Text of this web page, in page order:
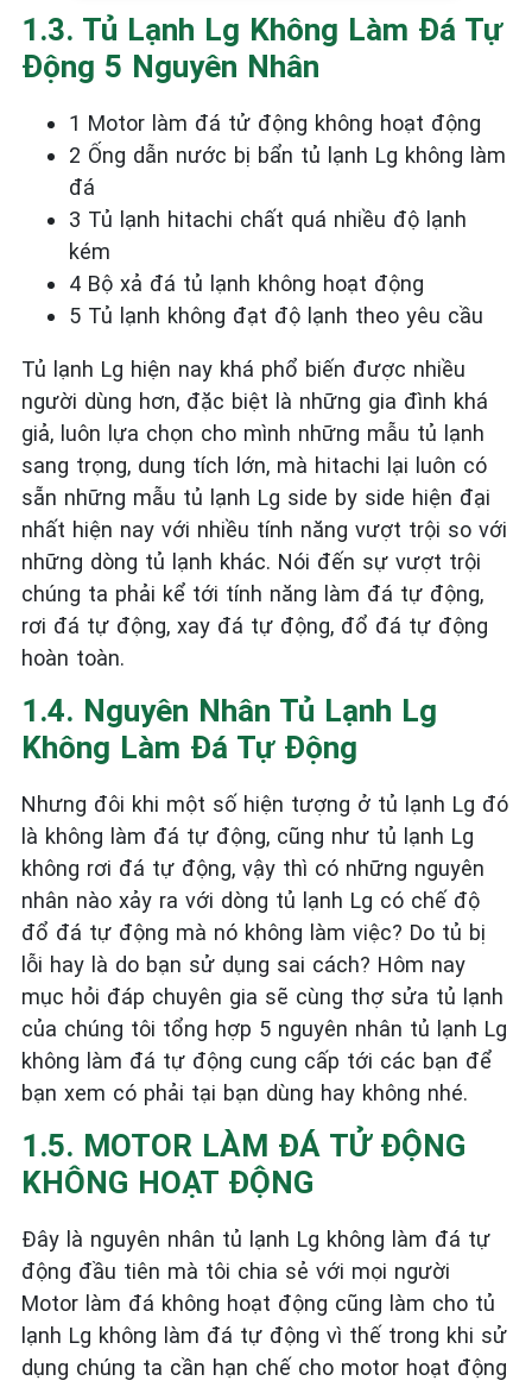
1.3. Tủ Lạnh Lg Không Làm Đá Tự
Động 5 Nguyên Nhân
1 Motor làm đá tử động không hoạt động
2 Ống dẫn nước bị bẩn tủ lạnh Lg không làm
đá
3 Tủ lạnh hitachi chất quá nhiều độ lạnh
kém
4 Bộ xả đá tủ lạnh không hoạt động
5 Tủ lạnh không đạt độ lạnh theo yêu cầu
Tủ lạnh Lg hiện nay khá phổ biến được nhiều
người dùng hơn, đặc biệt là những gia đình khá
giả, luôn lựa chọn cho mình những mẫu tủ lạnh
sang trọng, dung tích lớn, mà hitachi lại luôn có
sẵn những mẫu tủ lạnh Lg side by side hiện đại
nhất hiện nay với nhiều tính năng vượt trội so với
những dòng tủ lạnh khác. Nói đến sự vượt trội
chúng ta phải kể tới tính năng làm đá tự động,
rơi đá tự động, xay đá tự động, đổ đá tự động
hoàn toàn.
1.4. Nguyên Nhân Tủ Lạnh Lg
Không Làm Đá Tự Động
Nhưng đôi khi một số hiện tượng ở tủ lạnh Lg đó
là không làm đá tự động, cũng như tủ lạnh Lg
không rơi đá tự động, vậy thì có những nguyên
nhân nào xảy ra với dòng tủ lạnh Lg có chế độ
đổ đá tự động mà nó không làm việc? Do tủ bị
lỗi hay là do bạn sử dụng sai cách? Hôm nay
mục hỏi đáp chuyên gia sẽ cùng thợ sửa tủ lạnh
của chúng tôi tổng hợp 5 nguyên nhân tủ lạnh Lg
không làm đá tự động cung cấp tới các bạn để
bạn xem có phải tại bạn dùng hay không nhé.
1.5. MOTOR LÀM ĐÁ TỬ ĐỘNG
KHÔNG HOẠT ĐỘNG
Đây là nguyên nhân tủ lạnh Lg không làm đá tự
động đầu tiên mà tôi chia sẻ với mọi người
Motor làm đá không hoạt động cũng làm cho tủ
lạnh Lg không làm đá tự động vì thế trong khi sử
dụng chúng ta cần hạn chế cho motor hoạt động